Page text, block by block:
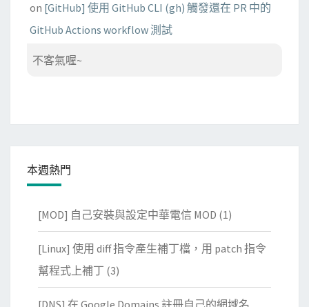
on [GitHub] 使用 GitHub CLI (gh) 觸發還在 PR 中的
GitHub Actions workflow 測試
不客氣喔~
本週熱門
[MOD] 自己安裝與設定中華電信 MOD (1)
[Linux] 使用 diff 指令產生補丁檔，用 patch 指令
幫程式上補丁 (3)